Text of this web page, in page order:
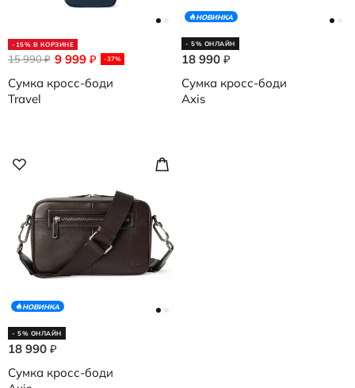
-15% В КОРЗИНЕ
9 999 ₽ -37%
15 990₽
Сумка кросс-боди
Travel
НОВИНКА
- 5% ОНЛАЙН
18 990 ₽
Сумка кросс-боди
Axis
НОВИНКА
- 5% ОНЛАЙН
18 990 ₽
Сумка кросс-боди